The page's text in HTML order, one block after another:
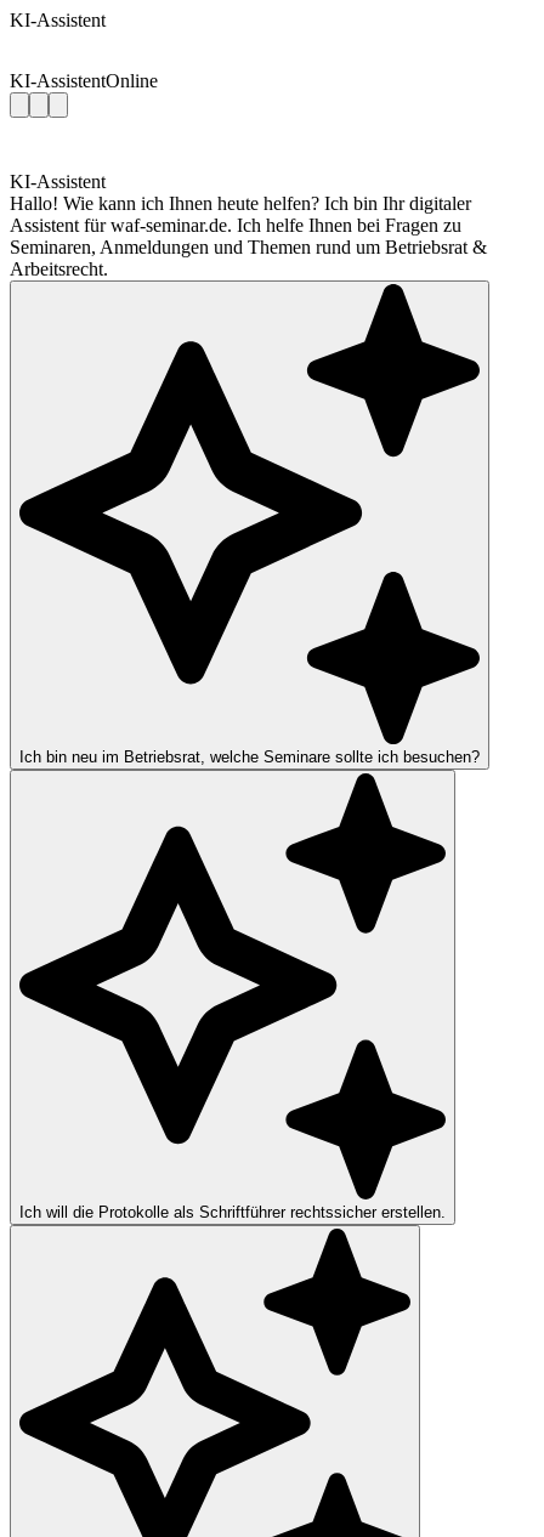
KI-Assistent
KI-AssistentOnline
KI-Assistent
Hallo! Wie kann ich Ihnen heute helfen? Ich bin Ihr digitaler
Assistent für waf-seminar.de. Ich helfe Ihnen bei Fragen zu
Seminaren, Anmeldungen und Themen rund um Betriebsrat &
Arbeitsrecht.
Ich bin neu im Betriebsrat, welche Seminare sollte ich besuchen?
Ich will die Protokolle als Schriftführer rechtssicher erstellen.